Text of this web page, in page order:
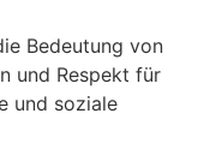
Bedeutung von
und Respekt für
und soziale